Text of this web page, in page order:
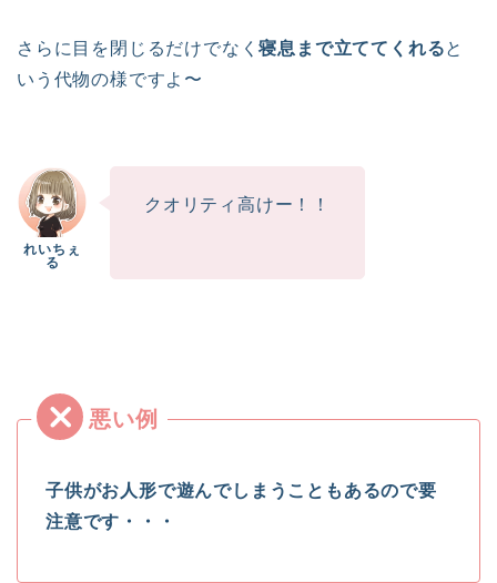
さらに目を閉じるだけでなく寝息まで立ててくれると
いう代物の様ですよ〜
クオリティ高けー！！
子供がお人形で遊んでしまうこともあるので要
注意です・・・